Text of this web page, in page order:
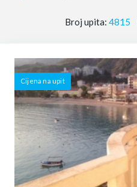
Broj upita: 4815
Cijena na upit